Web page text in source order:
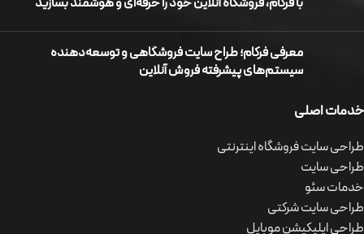
معرفی فرکام؛ طراح سایت فروشگاهی و توسعه‌دهنده
سیستم‌های پیشرفته فروش آنلاین
خدمات اصلی
طراحی سایت فروشگاه اینترنتی
طراحی سایت
خدمات سئو
طراحی سایت شرکتی
طراحی اپلیکیشن موبایل